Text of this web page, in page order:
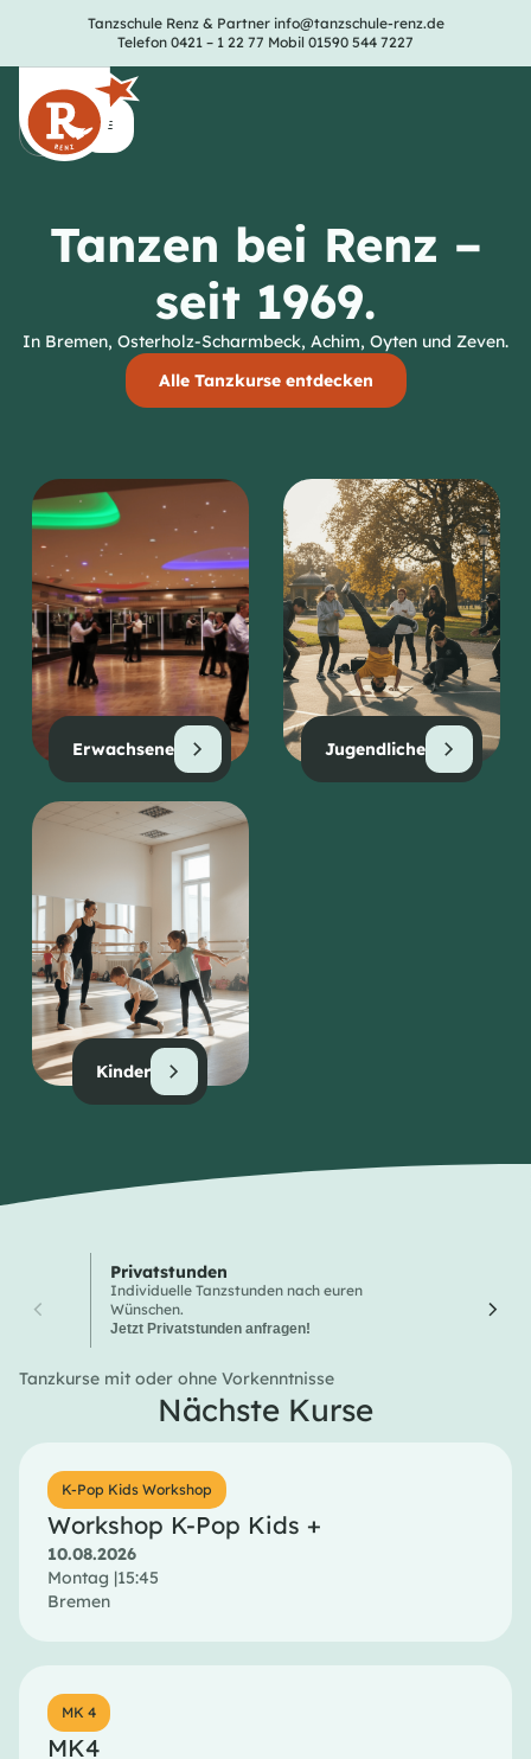
Tanzschule Renz & Partnerinfo@tanzschule-renz.de
Telefon 0421 – 1 22 77 Mobil 01590 544 7227
Tanzen bei Renz –
seit 1969.
In Bremen, Osterholz-Scharmbeck, Achim, Oyten und Zeven.
Alle Tanzkurse entdecken
Erwachsene Jugendliche
Kinder
Privatstunden
Individuelle Tanzstunden nach euren
Wünschen.
Jetzt Privatstunden anfragen!
Tanzkurse mit oder ohne Vorkenntnisse
Nächste Kurse
K-Pop Kids Workshop
Workshop K-Pop Kids +
10.08.2026
Montag |15:45
Bremen
MK 4
MK4